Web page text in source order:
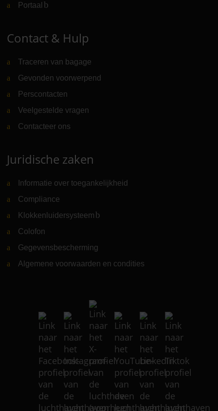
Portaal (Link naar externe website)
Contact & Hulp
Traceren van bagage
Gevonden voorwerpend
Perscontacten
Veelgestelde vragen
Contacteer ons
Juridische zaken
Informatie over toegankelijkheid
Compliance
Klokkenluidersysteem (Link naar externe website)
Colofon
Gegevensbescherming
Algemene voorwaarden en condities